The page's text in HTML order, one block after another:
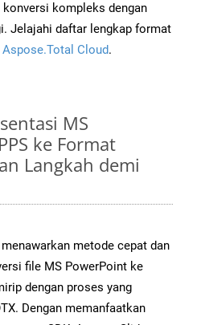
konversi kompleks dengan
Jelajahi daftar lengkap format
Aspose.Total Cloud.
MS
ke Format
Langkah demi
metode cepat dan
file MS PowerPoint ke
dengan proses yang
Dengan memanfaatkan